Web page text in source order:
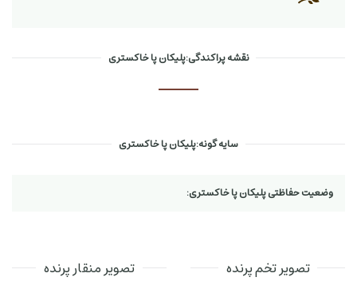
نقشه پراکندگی:پلیکان پا خاکستری
سایه گونه:پلیکان پا خاکستری
وضعیت حفاظتی پلیکان پا خاکستری:
تصویر تخم پرنده
تصویر منقار پرنده